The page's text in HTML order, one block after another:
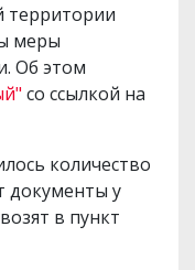
территории
меры
Об этом
со ссылкой на
количество
документы у
в пункт